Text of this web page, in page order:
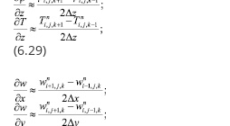
(6.29)